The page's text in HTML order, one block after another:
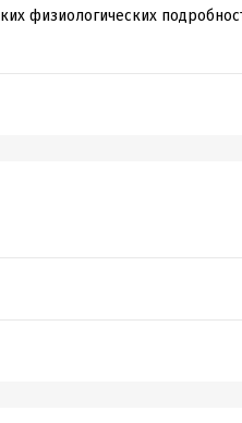
физиологических